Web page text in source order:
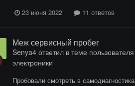
23 июня 2022
11 ответов
Меж сервисный пробег
Senya4ответил в теме пользователя
электроники
Пробовали смотреть в